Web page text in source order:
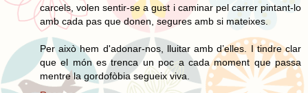
carcels, volen sentir-se a gust i caminar pel carrer pintant-lo
amb cada pas que donen, segures amb si mateixes.
Per això hem d'adonar-nos, lluitar amb d’elles. I tindre clar
que el món es trenca un poc a cada moment que passa
mentre la gordofòbia segueix viva.